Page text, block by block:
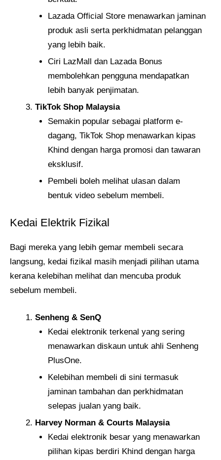
Lazada Official Store menawarkan jaminan
produk asli serta perkhidmatan pelanggan
yang lebih baik.
Ciri LazMall dan Lazada Bonus
membolehkan pengguna mendapatkan
lebih banyak penjimatan.
TikTok Shop Malaysia
Semakin popular sebagai platform e-
dagang, TikTok Shop menawarkan kipas
Khind dengan harga promosi dan tawaran
eksklusif.
Pembeli boleh melihat ulasan dalam
bentuk video sebelum membeli.
Kedai Elektrik Fizikal
Bagi mereka yang lebih gemar membeli secara
langsung, kedai fizikal masih menjadi pilihan utama
kerana kelebihan melihat dan mencuba produk
sebelum membeli.
Senheng & SenQ
Kedai elektronik terkenal yang sering
menawarkan diskaun untuk ahli Senheng
PlusOne.
Kelebihan membeli di sini termasuk
jaminan tambahan dan perkhidmatan
selepas jualan yang baik.
Harvey Norman & Courts Malaysia
Kedai elektronik besar yang menawarkan
pilihan kipas berdiri Khind dengan harga